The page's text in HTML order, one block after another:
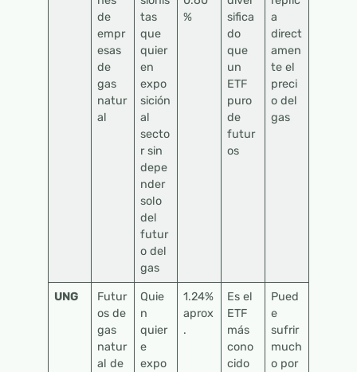
de
empr
esas
de
gas
natur
al
tas
que
quier
en
expo
sición
al
secto
r sin
depe
nder
solo
del
futur
o del
gas
%
sifica
do
que
un
ETF
puro
de
futur
os
a
direct
amen
te el
preci
o del
gas
UNG
Futur
os de
gas
natur
al de
Quie
n
quier
e
expo
1.24%
aprox
.
Es el
ETF
más
cono
cido
Pued
e
sufrir
much
o por